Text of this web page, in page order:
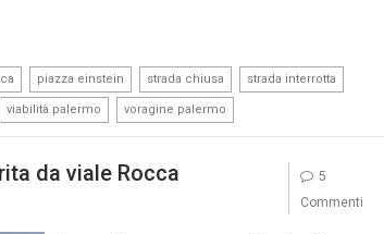
piazza einstein strada chiusa strada interrotta
viabilità palermo voragine palermo
da viale Rocca
5
Commenti